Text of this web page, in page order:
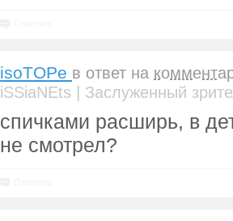
isoTOPe в ответ на
iSSiaNEts | Заслуженный
спичками расширь, в
не смотрел?